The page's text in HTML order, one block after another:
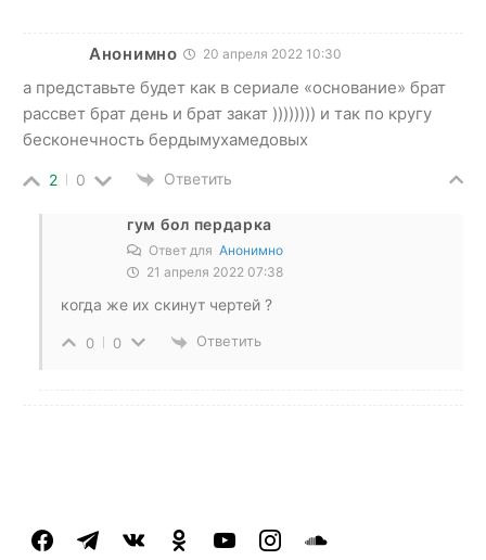
Анонимно 20 апреля 2022 10:30
а представьте будет как в сериале «основание» брат
рассвет брат день и брат закат )))))))) и так по кругу
бесконечность бердымухамедовых
2 0 Ответить
гум бол пердарка
Ответ для Анонимно
21 апреля 2022 07:38
когда же их скинут чертей ?
0 0 Ответить
facebooktelegramvkontakteodnoklassniki
youtubeinstagramsoundcloud